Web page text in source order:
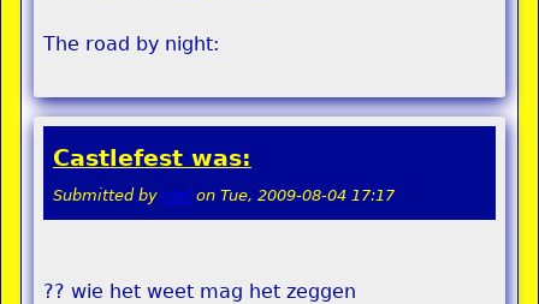
The road by night:
Castlefest was:
Submitted by stel on Tue, 2009-08-04 17:17
?? wie het weet mag het zeggen